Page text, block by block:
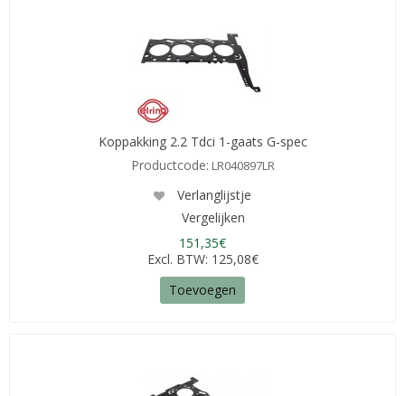
Koppakking 2.2 Tdci 1-gaats G-spec
Productcode: LR040897LR
Verlanglijstje
Vergelijken
151,35€
Excl. BTW: 125,08€
Toevoegen